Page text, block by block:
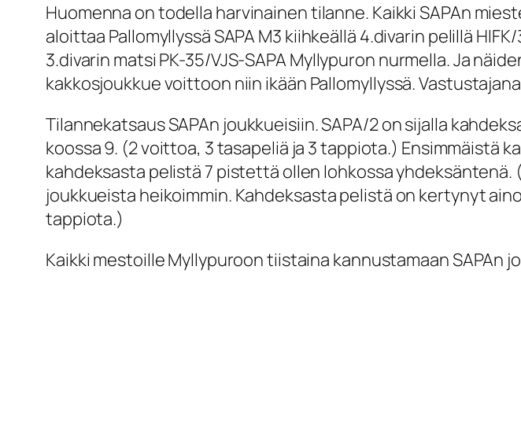
Huomenna on todella harvinainen tilanne. Kaikki SAPAn
aloittaa Pallomyllyssä SAPA M3 kiihkeällä 4.divarin pelillä
3.divarin matsi PK-35/VJS-SAPA Myllypuron nurmella. Ja
kakkosjoukkue voittoon niin ikään Pallomyllyssä.
Tilannekatsaus SAPAn joukkueisiin. SAPA/2 on sijalla
koossa 9. (2 voittoa, 3 tasapeliä ja 3 tappiota.) Ensimmäistä
kahdeksasta pelistä 7 pistettä ollen lohkossa
joukkueista heikoimmin. Kahdeksasta pelistä on kertynyt
tappiota.)
Kaikki mestoille Myllypuroon tiistaina kannustamaan SAPAn